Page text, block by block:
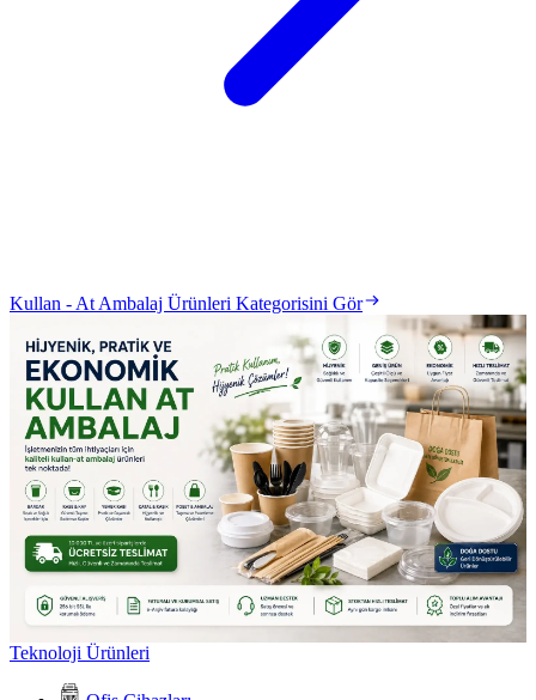
Kullan - At Ambalaj Ürünleri Kategorisini Gör
Teknoloji Ürünleri